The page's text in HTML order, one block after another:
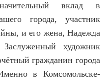
вклад в
города, участник
и его жена, Надежда
художник
гражданин города
в Комсомольске-